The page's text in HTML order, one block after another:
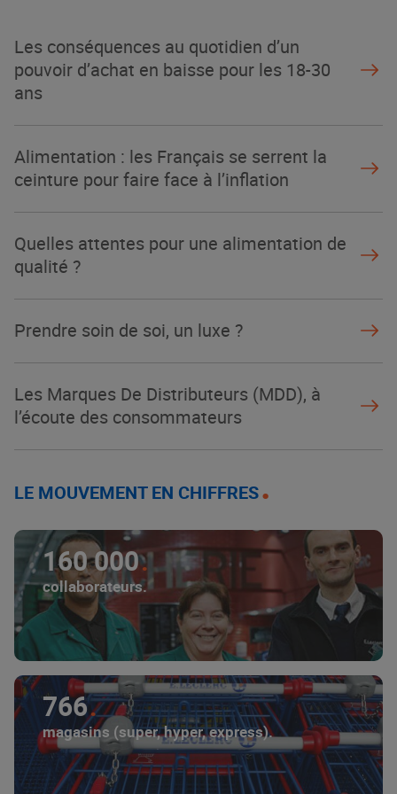
Les conséquences au quotidien d’un
pouvoir d’achat en baisse pour les 18-30
ans
Alimentation : les Français se serrent la
ceinture pour faire face à l’inflation
Quelles attentes pour une alimentation de
qualité ?
Prendre soin de soi, un luxe ?
Les Marques De Distributeurs (MDD), à
l’écoute des consommateurs
LE MOUVEMENT EN CHIFFRES
160 000
collaborateurs.
766
magasins (super, hyper, express).